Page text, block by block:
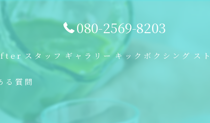
080-2569-8203
スタッフ ギャラリー キックボクシング ス
る質問